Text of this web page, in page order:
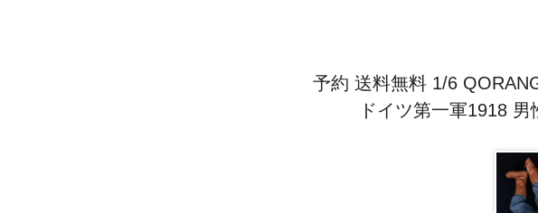
予約 送料無料 1/6
ドイツ第一軍1918